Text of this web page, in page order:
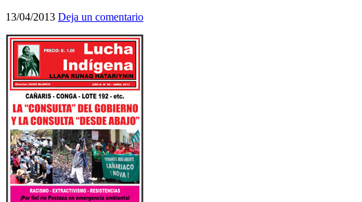
13/04/2013 Deja un comentario